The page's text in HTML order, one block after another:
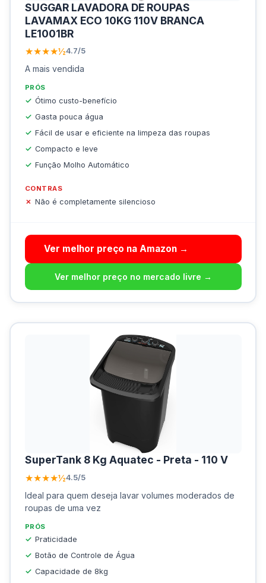
SUGGAR LAVADORA DE ROUPAS
LAVAMAX ECO 10KG 110V BRANCA
LE1001BR
★★★★½4.7/5
A mais vendida
PRÓS
Ótimo custo-benefício
Gasta pouca água
Fácil de usar e eficiente na limpeza das roupas
Compacto e leve
Função Molho Automático
CONTRAS
Não é completamente silencioso
Ver melhor preço na Amazon →
Ver melhor preço no mercado livre →
SuperTank 8 Kg Aquatec - Preta - 110 V
★★★★½4.5/5
Ideal para quem deseja lavar volumes moderados de
roupas de uma vez
PRÓS
Praticidade
Botão de Controle de Água
Capacidade de 8kg